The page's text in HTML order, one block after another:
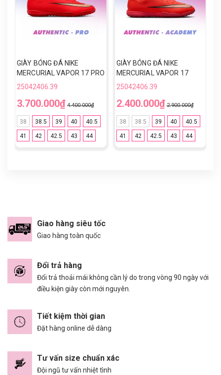
GIÀY BÓNG ĐÁ NIKE
MERCURIAL VAPOR 17 PRO
TF - IM5811-600 - ĐỎ/VÀNG
25042406.39
3.700.000₫ 4.400.000₫
38 38.5 39 40 40.5
41 42 42.5 43 44
GIÀY BÓNG ĐÁ NIKE
MERCURIAL VAPOR 17
ACADEMY TF - IO5002-600
25042406.39
2.400.000₫ 2.900.000₫
38 38.5 39 40 40.5
41 42 42.5 43 44
Giao hàng siêu tốc
Giao hàng toàn quốc
Đổi trả hàng
Đổi trả thoải mái không cần lý do trong vòng 90 ngày với
điều kiện giày còn mới nguyên.
Tiết kiệm thời gian
Đặt hàng online dễ dàng
Tư vấn size chuẩn xác
Đội ngũ tư vấn nhiệt tình